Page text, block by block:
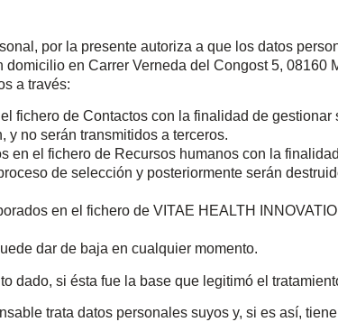
por la presente autoriza a que los datos
en Carrer Verneda del Congost 5, 08160
a través:
fichero de Contactos con la finalidad de
y no serán transmitidos a terceros.
en el fichero de Recursos humanos con la
de selección y posteriormente serán
en el fichero de VITAE HEALTH
dar de baja en cualquier momento.
dado, si ésta fue la base que legitimó el
trata datos personales suyos y, si es así,